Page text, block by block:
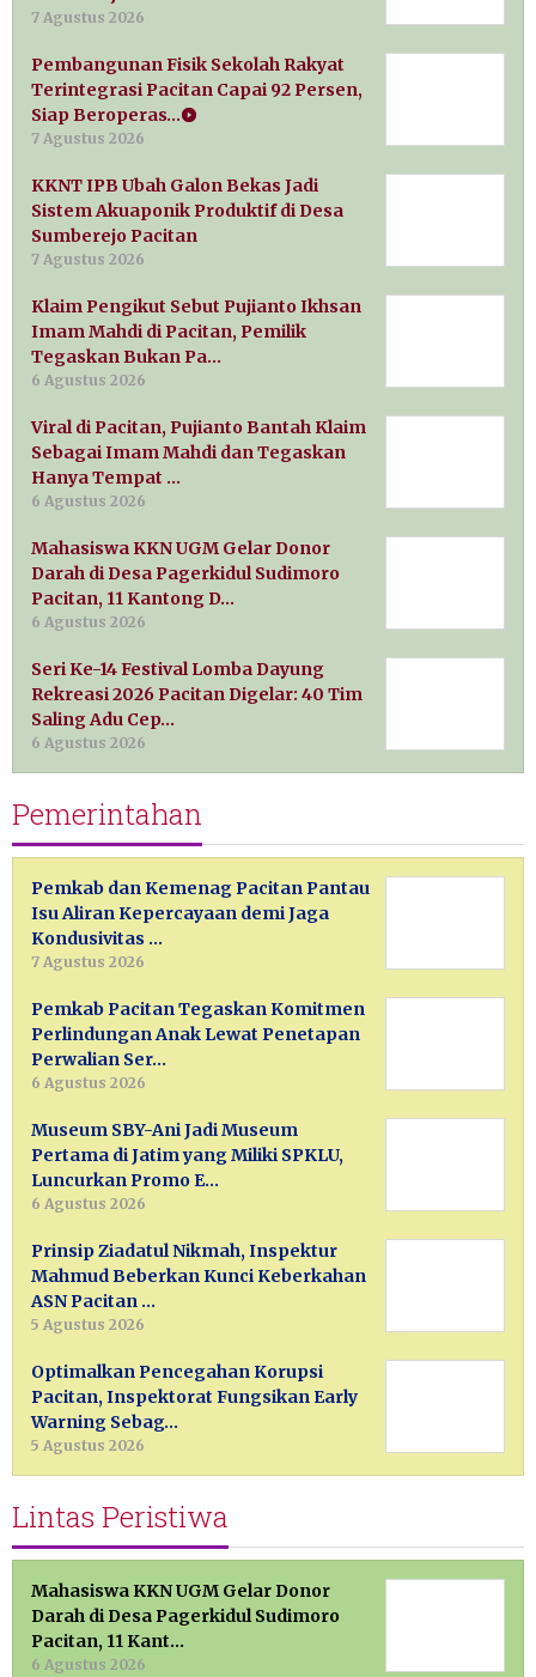
7 Agustus 2026
Pembangunan Fisik Sekolah Rakyat
Terintegrasi Pacitan Capai 92 Persen,
Siap Beroperas…
7 Agustus 2026
KKNT IPB Ubah Galon Bekas Jadi
Sistem Akuaponik Produktif di Desa
Sumberejo Pacitan
7 Agustus 2026
Klaim Pengikut Sebut Pujianto Ikhsan
Imam Mahdi di Pacitan, Pemilik
Tegaskan Bukan Pa…
6 Agustus 2026
Viral di Pacitan, Pujianto Bantah Klaim
Sebagai Imam Mahdi dan Tegaskan
Hanya Tempat …
6 Agustus 2026
Mahasiswa KKN UGM Gelar Donor
Darah di Desa Pagerkidul Sudimoro
Pacitan, 11 Kantong D…
6 Agustus 2026
Seri Ke-14 Festival Lomba Dayung
Rekreasi 2026 Pacitan Digelar: 40 Tim
Saling Adu Cep…
6 Agustus 2026
Pemerintahan
Pemkab dan Kemenag Pacitan Pantau
Isu Aliran Kepercayaan demi Jaga
Kondusivitas …
7 Agustus 2026
Pemkab Pacitan Tegaskan Komitmen
Perlindungan Anak Lewat Penetapan
Perwalian Ser…
6 Agustus 2026
Museum SBY-Ani Jadi Museum
Pertama di Jatim yang Miliki SPKLU,
Luncurkan Promo E…
6 Agustus 2026
Prinsip Ziadatul Nikmah, Inspektur
Mahmud Beberkan Kunci Keberkahan
ASN Pacitan …
5 Agustus 2026
Optimalkan Pencegahan Korupsi
Pacitan, Inspektorat Fungsikan Early
Warning Sebag…
5 Agustus 2026
Lintas Peristiwa
Mahasiswa KKN UGM Gelar Donor
Darah di Desa Pagerkidul Sudimoro
Pacitan, 11 Kant…
6 Agustus 2026